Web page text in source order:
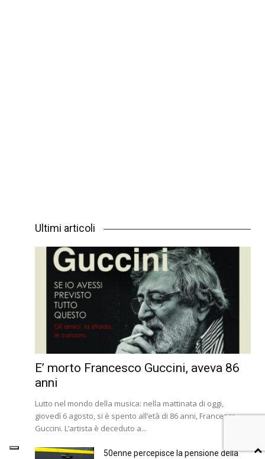
Ultimi articoli
E’ morto Francesco Guccini, aveva 86
anni
Lutto nel mondo della musica: nella mattinata di oggi,
giovedì 6 agosto, si è spento all’età di 86 anni, Francesco
Guccini. L’artista è deceduto a...
50enne percepisce la pensione della